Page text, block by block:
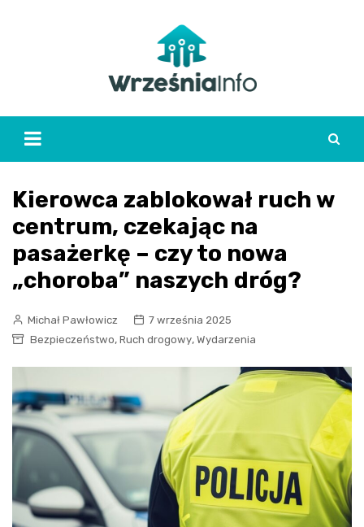
Kierowca zablokował ruch w
centrum, czekając na
pasażerkę – czy to nowa
„choroba” naszych dróg?
Michał Pawłowicz
7 września 2025
Bezpieczeństwo, Ruch drogowy, Wydarzenia